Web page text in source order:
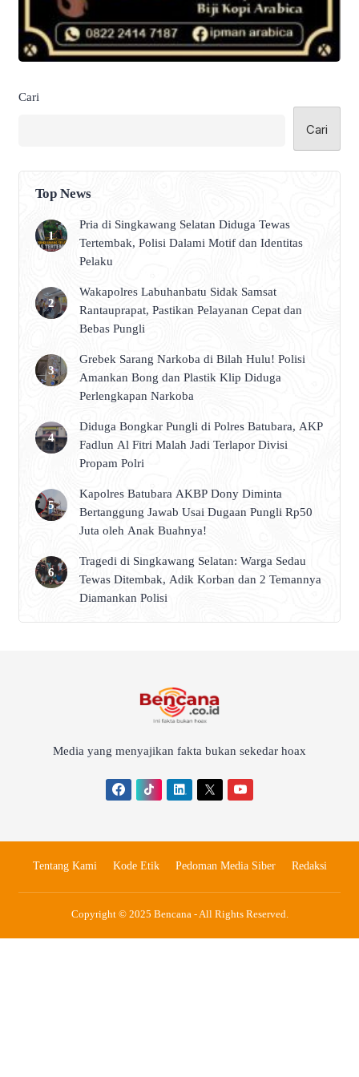
Cari
Cari
Top News
Pria di Singkawang Selatan Diduga Tewas
Tertembak, Polisi Dalami Motif dan Identitas
Pelaku
Wakapolres Labuhanbatu Sidak Samsat
Rantauprapat, Pastikan Pelayanan Cepat dan
Bebas Pungli
Grebek Sarang Narkoba di Bilah Hulu! Polisi
Amankan Bong dan Plastik Klip Diduga
Perlengkapan Narkoba
Diduga Bongkar Pungli di Polres Batubara, AKP
Fadlun Al Fitri Malah Jadi Terlapor Divisi
Propam Polri
Kapolres Batubara AKBP Dony Diminta
Bertanggung Jawab Usai Dugaan Pungli Rp50
Juta oleh Anak Buahnya!
Tragedi di Singkawang Selatan: Warga Sedau
Tewas Ditembak, Adik Korban dan 2 Temannya
Diamankan Polisi
Media yang menyajikan fakta bukan sekedar hoax
Tentang Kami Kode Etik Pedoman Media Siber Redaksi
Copyright © 2025 Bencana - All Rights Reserved.